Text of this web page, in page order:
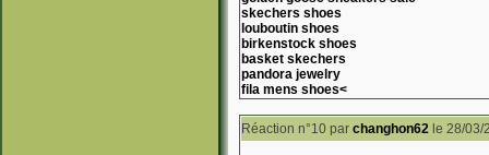
skechers shoes
louboutin shoes
birkenstock shoes
basket skechers
pandora jewelry
fila mens shoes<
Réaction n°10 par changhon62 le 28/03/